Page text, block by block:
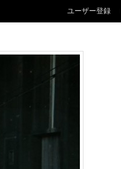
ユーザー登録